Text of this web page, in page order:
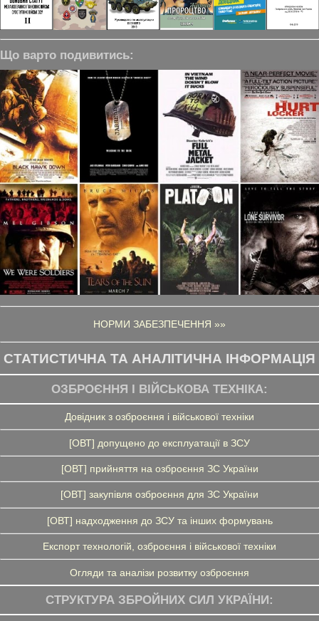
Що варто подивитись:
НОРМИ ЗАБЕЗПЕЧЕННЯ »»
СТАТИСТИЧНА ТА АНАЛІТИЧНА ІНФОРМАЦІЯ
ОЗБРОЄННЯ І ВІЙСЬКОВА ТЕХНІКА:
Довідник з озброєння і військової техніки
[ОВТ] допущено до експлуатації в ЗСУ
[ОВТ] прийняття на озброєння ЗС України
[ОВТ] закупівля озброєння для ЗС України
[ОВТ] надходження до ЗСУ та інших формувань
Експорт технологій, озброєння і військової техніки
Огляди та аналізи розвитку озброєння
СТРУКТУРА ЗБРОЙНИХ СИЛ УКРАЇНИ: